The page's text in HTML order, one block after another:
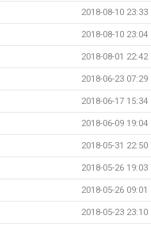
2018-08-10 23:33
2018-08-10 23:04
2018-08-01 22:42
2018-06-23 07:29
2018-06-17 15:34
2018-06-09 19:04
2018-05-31 22:50
2018-05-26 19:03
2018-05-26 09:01
2018-05-23 23:10